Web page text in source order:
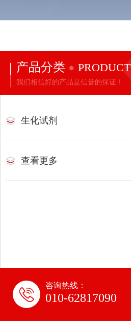
产品分类 PRODUCT
我们相信好的产品是信誉的保证！
生化试剂
查看更多
咨询热线：
010-62817090